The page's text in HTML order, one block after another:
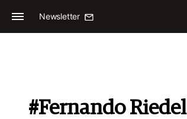
Newsletter
#Fernando Riedel